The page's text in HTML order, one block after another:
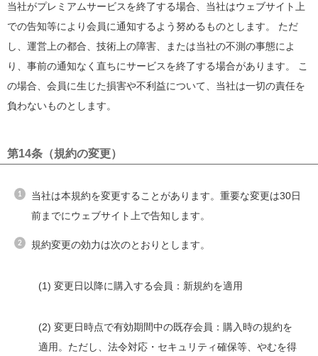
当社がプレミアムサービスを終了する場合、当社はウェブサイト上
での告知等により会員に通知するよう努めるものとします。 ただ
し、運営上の都合、技術上の障害、または当社の不測の事態によ
り、事前の通知なく直ちにサービスを終了する場合があります。 こ
の場合、会員に生じた損害や不利益について、当社は一切の責任を
負わないものとします。
第14条（規約の変更）
当社は本規約を変更することがあります。重要な変更は30日
前までにウェブサイト上で告知します。
規約変更の効力は次のとおりとします。
(1) 変更日以降に購入する会員：新規約を適用
(2) 変更日時点で有効期間中の既存会員：購入時の規約を
適用。ただし、法令対応・セキュリティ確保等、やむを得